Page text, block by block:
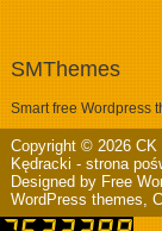
SMThemes
Smart free Wordpress
Copyright © 2026 CK
Kędracki - strona
Designed by Free
WordPress themes